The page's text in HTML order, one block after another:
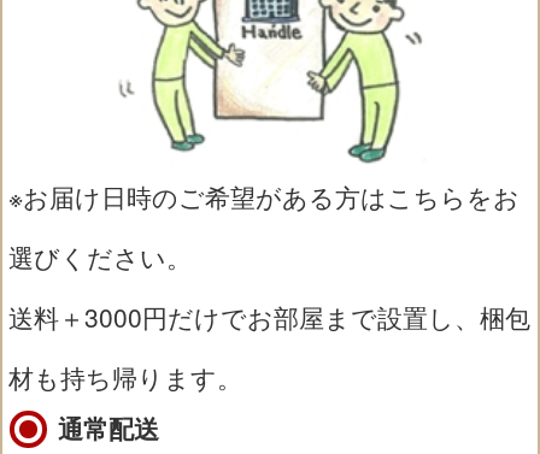
※お届け日時のご希望がある方はこちらをお
選びください。
送料＋3000円だけでお部屋まで設置し、梱包
材も持ち帰ります。
通常配送